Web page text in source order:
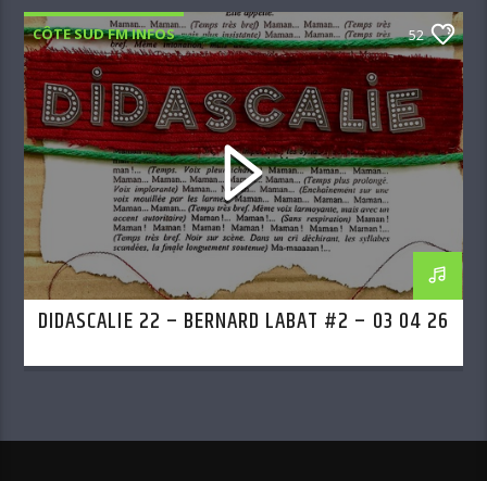
CÔTE SUD FM INFOS 52
DIDASCALIE 22 – BERNARD LABAT #2 – 03 04 26